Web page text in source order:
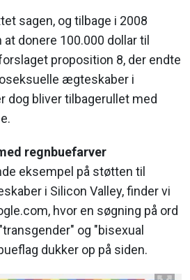
sagen, og tilbage i 2008
donere 100.000 dollar til
proposition 8, der endte
ægteskaber i
dog bliver tilbagerullet med
regnbuefarver
eksempel på støtten til
i Silicon Valley, finder vi
hvor en søgning på ord
og "bisexual
dukker op på siden.